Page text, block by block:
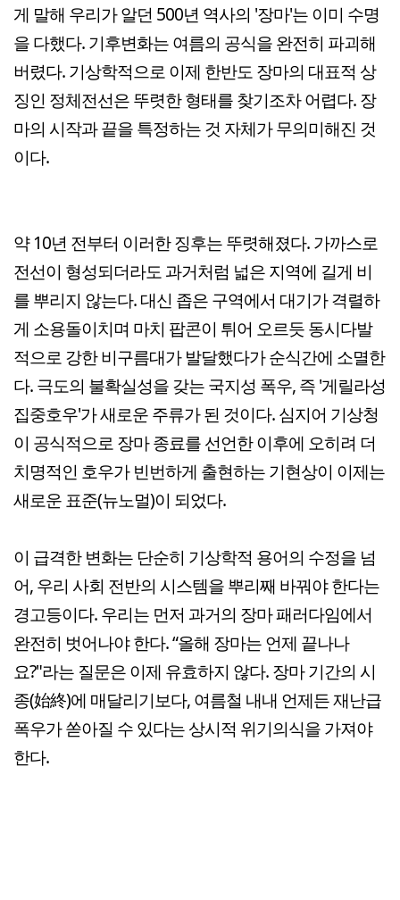
게 말해 우리가 알던 500년 역사의 '장마'는 이미 수명
을 다했다. 기후변화는 여름의 공식을 완전히 파괴해
버렸다. 기상학적으로 이제 한반도 장마의 대표적 상
징인 정체전선은 뚜렷한 형태를 찾기조차 어렵다. 장
마의 시작과 끝을 특정하는 것 자체가 무의미해진 것
이다.
약 10년 전부터 이러한 징후는 뚜렷해졌다. 가까스로
전선이 형성되더라도 과거처럼 넓은 지역에 길게 비
를 뿌리지 않는다. 대신 좁은 구역에서 대기가 격렬하
게 소용돌이치며 마치 팝콘이 튀어 오르듯 동시다발
적으로 강한 비구름대가 발달했다가 순식간에 소멸한
다. 극도의 불확실성을 갖는 국지성 폭우, 즉 '게릴라성
집중호우'가 새로운 주류가 된 것이다. 심지어 기상청
이 공식적으로 장마 종료를 선언한 이후에 오히려 더
치명적인 호우가 빈번하게 출현하는 기현상이 이제는
새로운 표준(뉴노멀)이 되었다.
이 급격한 변화는 단순히 기상학적 용어의 수정을 넘
어, 우리 사회 전반의 시스템을 뿌리째 바꿔야 한다는
경고등이다. 우리는 먼저 과거의 장마 패러다임에서
완전히 벗어나야 한다. “올해 장마는 언제 끝나나
요?"라는 질문은 이제 유효하지 않다. 장마 기간의 시
종(始終)에 매달리기보다, 여름철 내내 언제든 재난급
폭우가 쏟아질 수 있다는 상시적 위기의식을 가져야
한다.